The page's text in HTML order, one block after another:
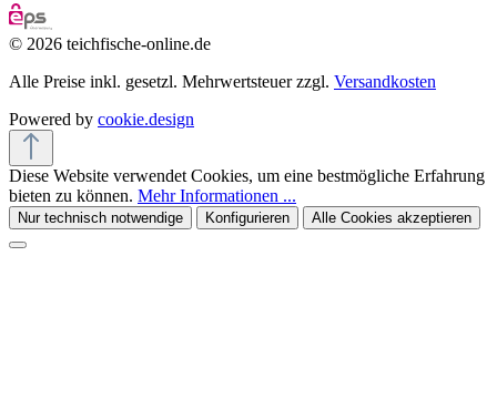
© 2026 teichfische-online.de
Alle Preise inkl. gesetzl. Mehrwertsteuer zzgl. Versandkosten
Powered by cookie.design
Diese Website verwendet Cookies, um eine bestmögliche Erfahrung
bieten zu können. Mehr Informationen ...
Nur technisch notwendige Konfigurieren Alle Cookies akzeptieren